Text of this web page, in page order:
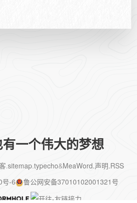
一个伟大的梦想
.sitemap.typecho&MeaWord.声明.RSS
号-6
鲁公网安备37010102001321号